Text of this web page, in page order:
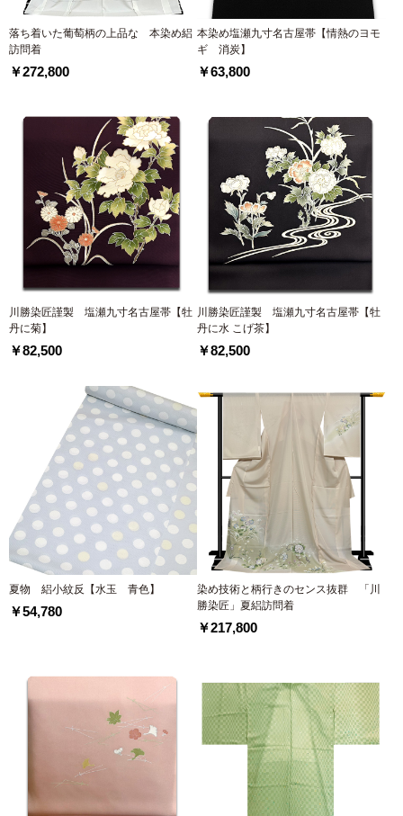
落ち着いた葡萄柄の上品な 本染め絽
訪問着
￥272,800
本染め塩瀬九寸名古屋帯【情熱のヨモ
ギ 消炭】
￥63,800
川勝染匠謹製 塩瀬九寸名古屋帯【牡
丹に菊】
￥82,500
川勝染匠謹製 塩瀬九寸名古屋帯【牡
丹に水 こげ茶】
￥82,500
夏物 絽小紋反【水玉 青色】
￥54,780
染め技術と柄行きのセンス抜群 「川
勝染匠」夏絽訪問着
￥217,800